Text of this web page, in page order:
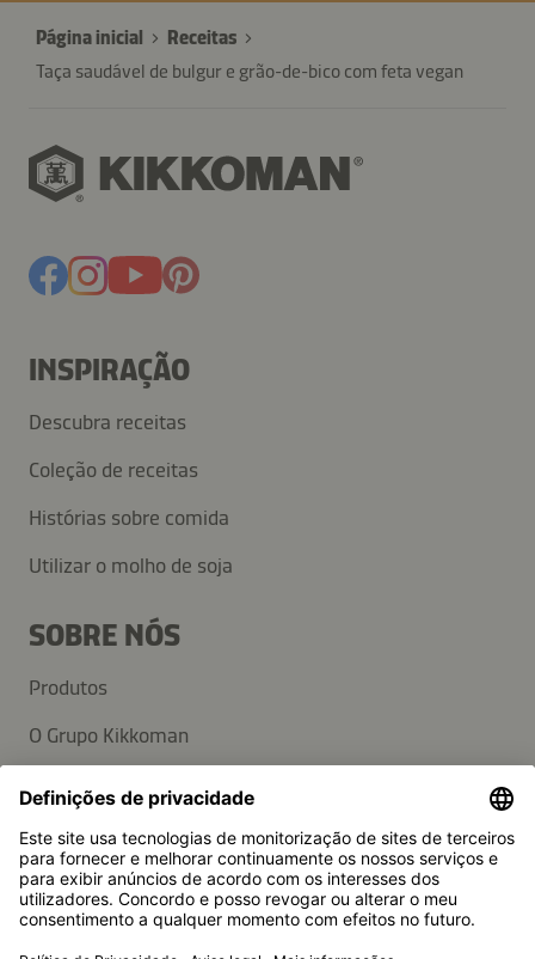
Página inicial
Receitas
Taça saudável de bulgur e grão-de-bico com feta vegan
INSPIRAÇÃO
Descubra receitas
Coleção de receitas
Histórias sobre comida
Utilizar o molho de soja
SOBRE NÓS
Produtos
O Grupo Kikkoman
APOIO AO CLIENTE
Perguntas frequentes
Contactos